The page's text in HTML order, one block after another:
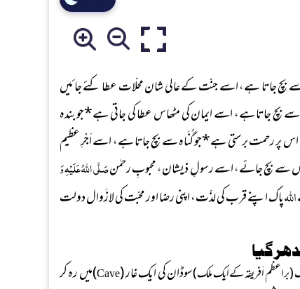
بچ جاتا ہے، اسے جنّت کے عالی شان محلّات عطا کئے جائیں
سے بچ جاتا ہے، اسے ایمان کی مٹھاس عطا کی جاتی ہے*جو بندہ
پر رحمت برستی ہے*جو گُنَاہ سے بچ جاتا ہے، اسے اَجْرِ عظیم
سے بچ جائے، اسے رسولِ ذیشان، محبوبِ رحمٰنصَلَّی اللہُ عَلَیْہِ وَ
اللہپاک اپنے قرب کی لذّت، اپنی رضا اور محبّت کی لازَوال دولت
گیا
(براعظم اَفریقہ کے ایک ملک)سوڈان کی ایک غار (Cave)میں رہ کر